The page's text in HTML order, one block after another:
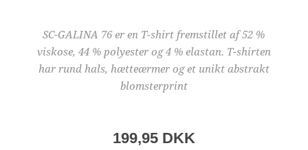
SC-GALINA 76 er en T-shirt fremstillet af 52 %
viskose, 44 % polyester og 4 % elastan. T-shirten
har rund hals, hætteærmer og et unikt abstrakt
blomsterprint
199,95 DKK